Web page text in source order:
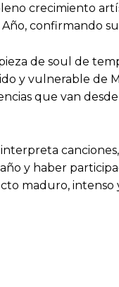
crecimiento
confirmando
de soul de
y vulnerable de
que van
y haber
maduro,